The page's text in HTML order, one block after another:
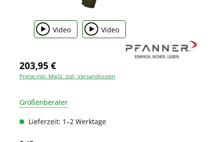
Video Video
203,95 €
Preise inkl. MwSt. zzgl. Versandkosten
Größenberater
Lieferzeit: 1–2 Werktage